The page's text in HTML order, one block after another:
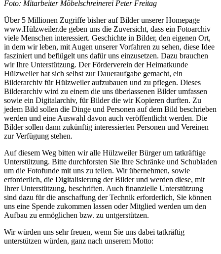
Foto: Mitarbeiter Möbelschreinerei Peter Freitag
Über 5 Millionen Zugriffe bisher auf Bilder unserer Homepage
www.Hülzweiler.de geben uns die Zuversicht, dass ein Fotoarchiv
viele Menschen interessiert. Geschichte in Bilder, den eigenen Ort,
in dem wir leben, mit Augen unserer Vorfahren zu sehen, diese Idee
fasziniert und beflügelt uns dafür uns einzusetzen. Dazu brauchen
wir Ihre Unterstützung. Der Förderverein der Heimatkunde
Hülzweiler hat sich selbst zur Daueraufgabe gemacht, ein
Bilderarchiv für Hülzweiler aufzubauen und zu pflegen. Dieses
Bilderarchiv wird zu einem die uns überlassenen Bilder umfassen
sowie ein Digitalarchiv, für Bilder die wir Kopieren durften. Zu
jedem Bild sollen die Dinge und Personen auf dem Bild beschrieben
werden und eine Auswahl davon auch veröffentlicht werden. Die
Bilder sollen dann zukünftig interessierten Personen und Vereinen
zur Verfügung stehen.
Auf diesem Weg bitten wir alle Hülzweiler Bürger um tatkräftige
Unterstützung. Bitte durchforsten Sie Ihre Schränke und Schubladen
um die Fotofunde mit uns zu teilen. Wir übernehmen, sowie
erforderlich, die Digitalisierung der Bilder und werden diese, mit
Ihrer Unterstützung, beschriften. Auch finanzielle Unterstützung
sind dazu für die anschaffung der Technik erforderlich, Sie können
uns eine Spende zukommen lassen oder Mitglied werden um den
Aufbau zu ermöglichen bzw. zu untgerstützen.
Wir würden uns sehr freuen, wenn Sie uns dabei tatkräftig
unterstützen würden, ganz nach unserem Motto: